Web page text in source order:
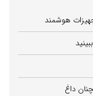
هوشمند
داغ